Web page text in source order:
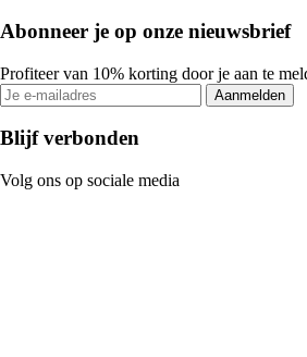
Abonneer je op onze nieuwsbrief
Profiteer van 10% korting door je aan te
Aanmelden
Blijf verbonden
Volg ons op sociale media